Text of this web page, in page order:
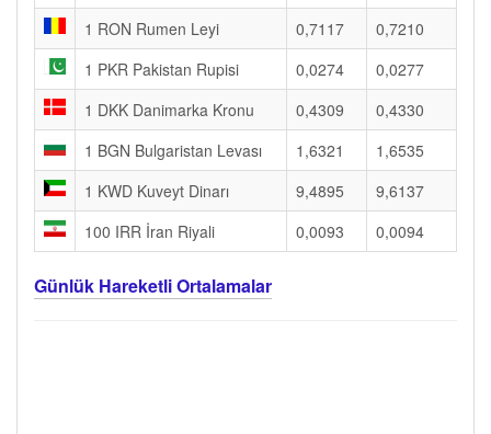
1 RON Rumen Leyi 0,7117
0,7210
1 PKR Pakistan Rupisi
0,0274
0,0277
1 DKK Danimarka Kronu
0,4309
0,4330
1 BGN Bulgaristan Levası
1,6321
1,6535
1 KWD Kuveyt Dinarı
9,4895
9,6137
100 IRR İran Riyali
0,0093 0,0094
Günlük Hareketli Ortalamalar